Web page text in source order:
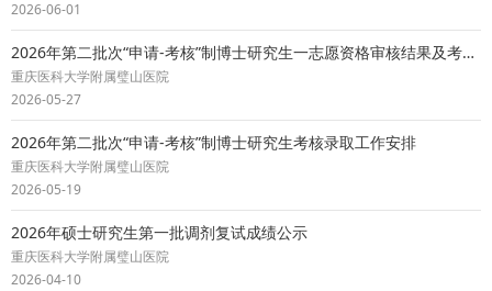
2026-06-01
2026年第二批次“申请-考核”制博士研究生一志愿资格审核结果及考核安排通知
重庆医科大学附属璧山医院
2026-05-27
2026年第二批次“申请-考核”制博士研究生考核录取工作安排
重庆医科大学附属璧山医院
2026-05-19
2026年硕士研究生第一批调剂复试成绩公示
重庆医科大学附属璧山医院
2026-04-10